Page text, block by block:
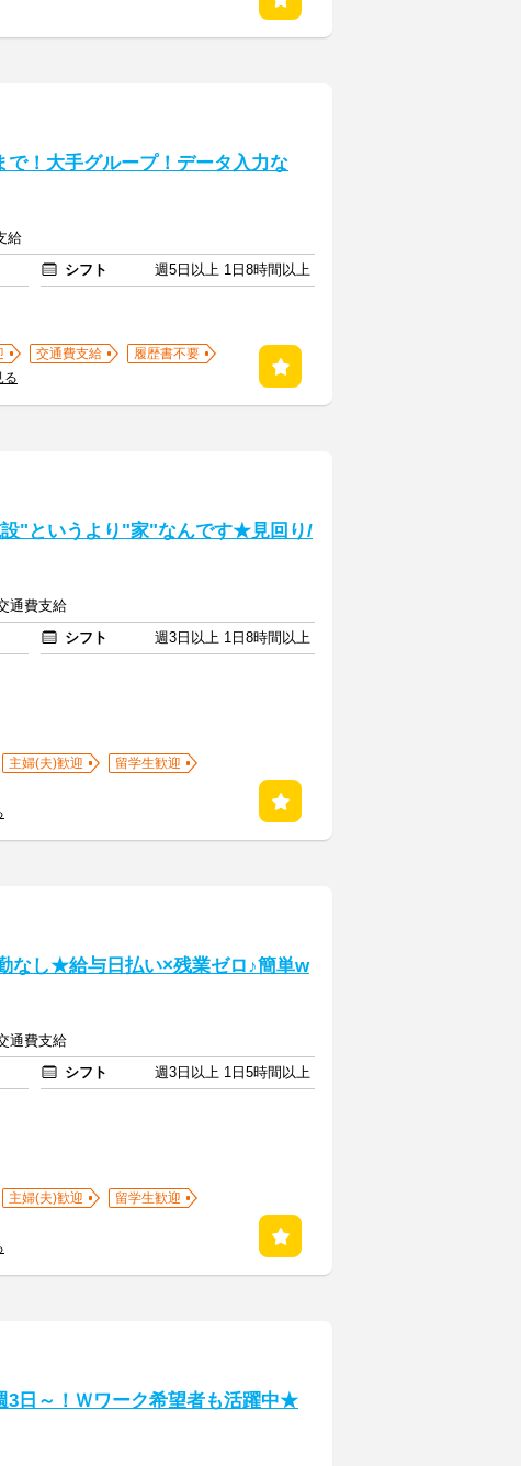
で！大手グループ！データ入力な
給
シフト
週5日以上 1日8時間以上
交通費支給
履歴書不要
る
設"というより"家"なんです★見回り/
通費支給
シフト
週3日以上 1日8時間以上
主婦(夫)歓迎
留学生歓迎
なし★給与日払い×残業ゼロ♪簡単w
通費支給
シフト
週3日以上 1日5時間以上
主婦(夫)歓迎
留学生歓迎
3日～！Ｗワーク希望者も活躍中★